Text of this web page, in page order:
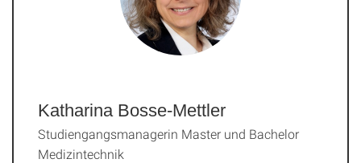
Katharina Bosse-Mettler
Studiengangsmanagerin Master und Bachelor
Medizintechnik